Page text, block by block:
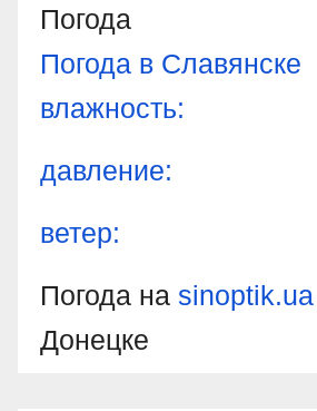
Погода
Погода в Славянске
влажность:
давление:
ветер:
Погода на sinoptik.ua
Донецке